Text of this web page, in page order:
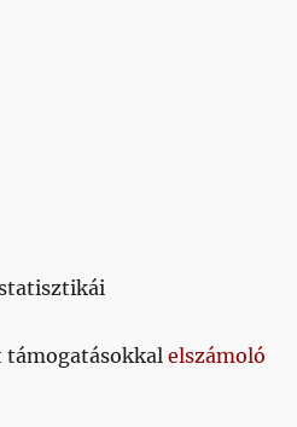
elszámoló